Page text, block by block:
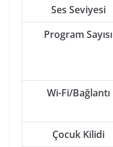
Ses Seviyesi
Program Sayısı
Wi-Fi/Bağlantı
Çocuk Kilidi